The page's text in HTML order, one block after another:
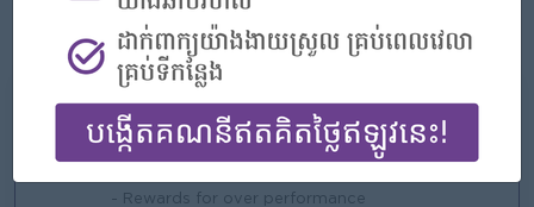
ទទួលបានលិខិតបញ្ជាក់ការងារ​​​ពី អេ អឹម ខេ។
Những gì chúng tôi có thể cung cấp
Phúc lợi
- Rewards for over performance